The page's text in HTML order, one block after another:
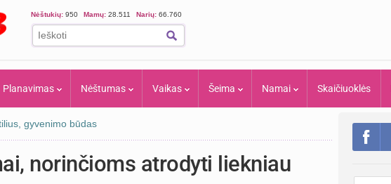
Nėštukių: 950 Mamų: 28.511 Narių: 66.760
Planavimas Nėštumas Vaikas Šeima Namai Skaičiuoklės
gyvenimo būdas
norinčioms atrodyti liekniau